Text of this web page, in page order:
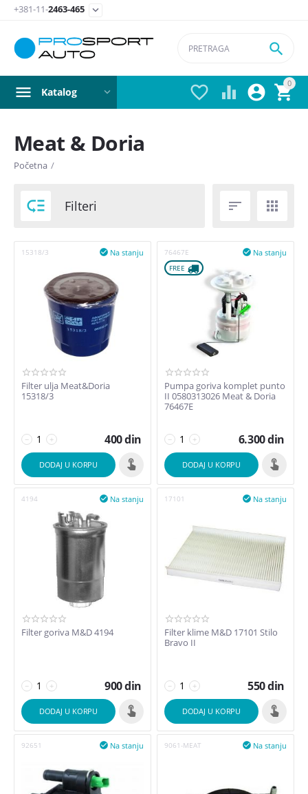
+381-11-2463-465 
0


 

Katalog
Postavite filter
Filteri
Cena
din–
Meat & Doria
Početna /
 Filteri  
15318/3 Na stanju

Filter ulja Meat&Doria
15318/3
+
− 400din
DODAJ U KORPU
76467E Na stanju

FREE
Pumpa goriva komplet punto
II 0580313026 Meat & Doria
76467E
+
− 6.300din
DODAJ U KORPU
4194 Na stanju

Filter goriva M&D 4194
+
− 900din
DODAJ U KORPU
17101 Na stanju

Filter klime M&D 17101 Stilo
Bravo II
+
− 550din
DODAJ U KORPU
92651 Na stanju
 9061-MEAT Na stanju
